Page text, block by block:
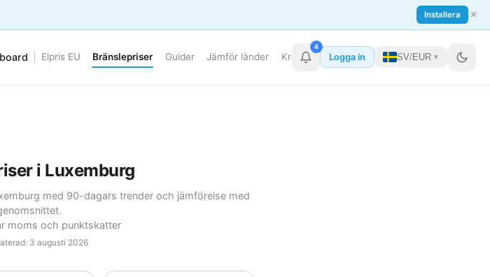
Installera ×
Elpris EU Bränslepriser Guider Jämför länder Kraftverk Datacenter Mer
4
Logga in SV/EUR ▼
i Luxemburg
med 90-dagars trender och jämförelse med
moms och punktskatter
3 augusti 2026